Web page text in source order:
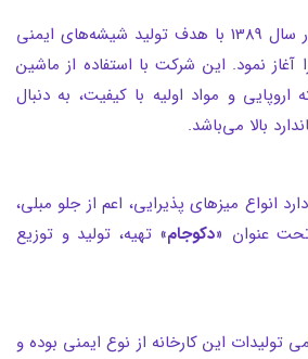
شرکت دانا شیمی نور در سال 1389 با هدف تولید شیشه‌های ایمنی
آغاز نمود. این شرکت با استفاده از ماشین
و مواد اولیه با کیفیت، به دنبال
بالا می‌باشد.
انواع میزهای پذیرایی، اعم از جلو مبلی،
عنوان «دکوجام» تهیه، تولید و توزیع
تولیدات این کارخانه از نوع ایمنی بوده و